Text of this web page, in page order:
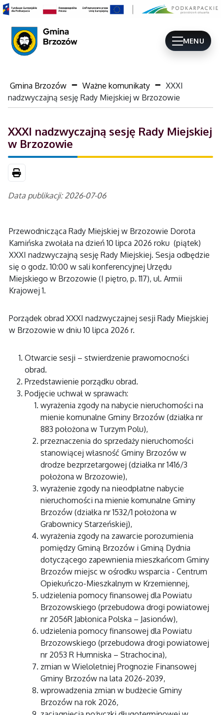
MENU
Gmina Brzozów Ważne komunikaty
XXXI
nadzwyczajną sesję Rady Miejskiej w Brzozowie
XXXI nadzwyczajną sesję Rady Miejskiej
w Brzozowie
Drukuj
Data publikacji: 2026-07-06
Przewodnicząca Rady Miejskiej w Brzozowie Dorota
Kamińska zwołała na dzień 10 lipca 2026 roku (piątek)
XXXI nadzwyczajną sesję Rady Miejskiej. Sesja odbędzie
się o godz. 10:00 w sali konferencyjnej Urzędu
Miejskiego w Brzozowie (I piętro, p. 117), ul. Armii
Krajowej 1.
Porządek obrad XXXI nadzwyczajnej sesji Rady Miejskiej
w Brzozowie w dniu 10 lipca 2026 r.
Otwarcie sesji – stwierdzenie prawomocności
obrad.
Przedstawienie porządku obrad.
Podjęcie uchwał w sprawach:
wyrażenia zgody na nabycie nieruchomości na
mienie komunalne Gminy Brzozów (działka nr
883 położona w Turzym Polu),
przeznaczenia do sprzedaży nieruchomości
stanowiącej własność Gminy Brzozów w
drodze bezprzetargowej (działka nr 1416/3
położona w Brzozowie),
wyrażenie zgody na nieodpłatne nabycie
nieruchomości na mienie komunalne Gminy
Brzozów (działka nr 1532/1 położona w
Grabownicy Starzeńskiej),
wyrażenia zgody na zawarcie porozumienia
pomiędzy Gminą Brzozów i Gminą Dydnia
dotyczącego zapewnienia mieszkańcom Gminy
Brzozów miejsc w ośrodku wsparcia - Centrum
Opiekuńczo-Mieszkalnym w Krzemiennej,
udzielenia pomocy finansowej dla Powiatu
Brzozowskiego (przebudowa drogi powiatowej
nr 2056R Jabłonica Polska – Jasionów),
udzielenia pomocy finansowej dla Powiatu
Brzozowskiego (przebudowa drogi powiatowej
nr 2053 R Humniska – Strachocina),
zmian w Wieloletniej Prognozie Finansowej
Gminy Brzozów na lata 2026-2039,
wprowadzenia zmian w budżecie Gminy
Brzozów na rok 2026,